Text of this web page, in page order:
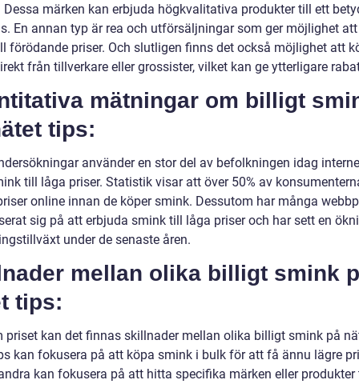
Dessa märken kan erbjuda högkvalitativa produkter till ett
En annan typ är rea och utförsäljningar som ger möjlighet
förödande priser. Och slutligen finns det också möjlighet att
från tillverkare eller grossister, vilket kan ge ytterligare
mätningar om billigt
tips:
använder en stor del av befolkningen idag
till låga priser. Statistik visar att över 50% av
online innan de köper smink. Dessutom har många
sig på att erbjuda smink till låga priser och har sett en
under de senaste åren.
mellan olika billigt smink
tips:
priset kan det finnas skillnader mellan olika billigt smink på
kan fokusera på att köpa smink i bulk för att få ännu lägre
kan fokusera på att hitta specifika märken eller produkter